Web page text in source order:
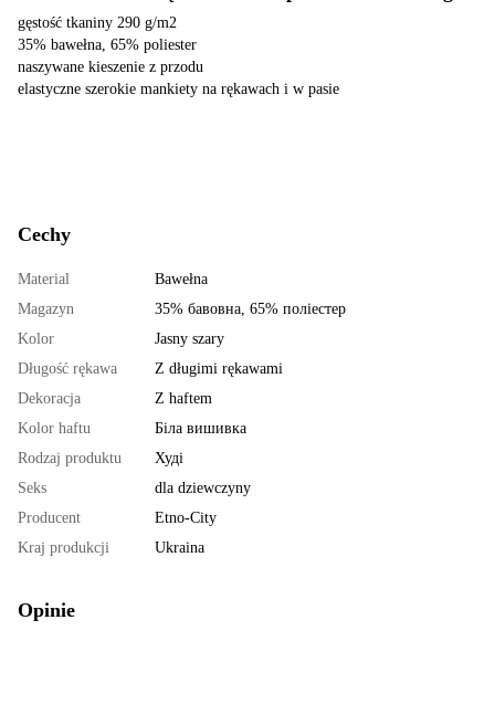
gęstość tkaniny 290 g/m2
35% bawełna, 65% poliester
naszywane kieszenie z przodu
elastyczne szerokie mankiety na rękawach i w pasie
Cechy
Material
Bawełna
Magazyn
35% бавовна, 65% поліестер
Kolor
Jasny szary
Długość rękawa
Z długimi rękawami
Dekoracja
Z haftem
Kolor haftu
Біла вишивка
Rodzaj produktu
Худі
Seks
dla dziewczyny
Producent
Etno-City
Kraj produkcji
Ukraina
Opinie